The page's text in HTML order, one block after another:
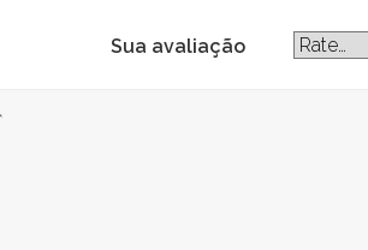
Sua avaliação